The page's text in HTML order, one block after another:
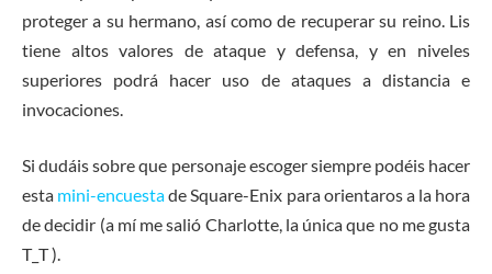
proteger a su hermano, así como de recuperar su reino. Lis
tiene altos valores de ataque y defensa, y en niveles
superiores podrá hacer uso de ataques a distancia e
invocaciones.
Si dudáis sobre que personaje escoger siempre podéis hacer
esta mini-encuestade Square-Enix para orientaros a la hora
de decidir (a mí me salió Charlotte, la única que no me gusta
T_T ).